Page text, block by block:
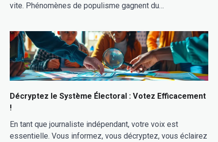
vite. Phénomènes de populisme gagnent du…
Décryptez le Système Électoral : Votez Efficacement
!
En tant que journaliste indépendant, votre voix est
essentielle. Vous informez, vous décryptez, vous éclairez